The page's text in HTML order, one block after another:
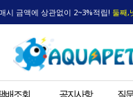
시 금액에 상관없이 2~3%적립! 둘째,
배조회 공지사항 질